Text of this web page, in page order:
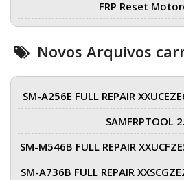
FRP Reset
Novos Arquivos
SM-A256E FULL REPAIR
SAMFRPTOOL
SM-M546B FULL REPAIR
SM-A736B FULL REPAIR